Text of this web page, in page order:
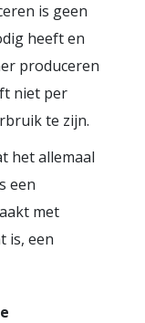
is geen
heeft en
produceren
niet per
te zijn.
het allemaal
een
met
is, een